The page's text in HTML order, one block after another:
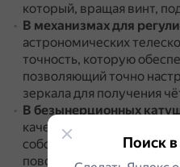
который, вращая винт,
В механизмах для
астрономических
точность, которую
позволяющий точно
зеркала для получения
В безынерционных
качества намотки лески
собой комбинацию винта
поворачивается в одну
Поиск